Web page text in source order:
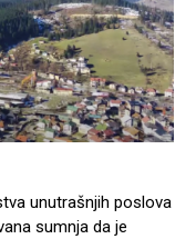
unutrašnjih poslova
sumnja da je